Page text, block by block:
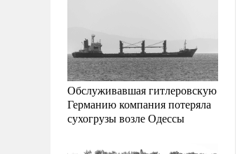
Обслуживавшая гитлеровскую
Германию компания потеряла
сухогрузы возле Одессы